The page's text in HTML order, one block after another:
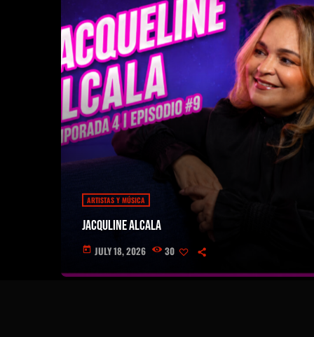
ARTISTAS Y MÚSICA
Jacquline Alcala
today JULY 18, 2026 30